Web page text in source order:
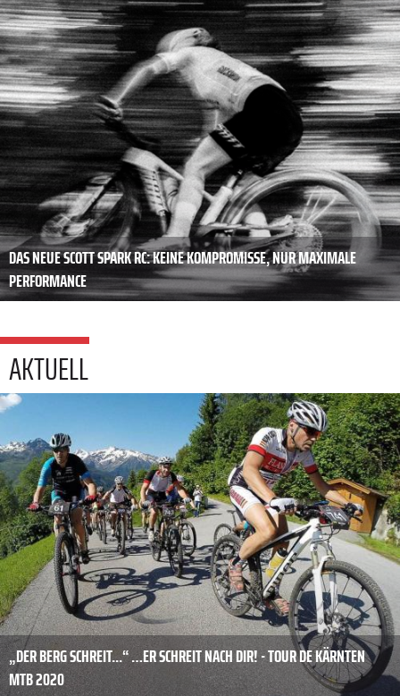
DAS NEUE SCOTT SPARK RC: KEINE KOMPROMISSE, NUR MAXIMALE
PERFORMANCE
AKTUELL
„DER BERG SCHREIT...“ …ER SCHREIT NACH DIR! - TOUR DE KÄRNTEN
MTB 2020